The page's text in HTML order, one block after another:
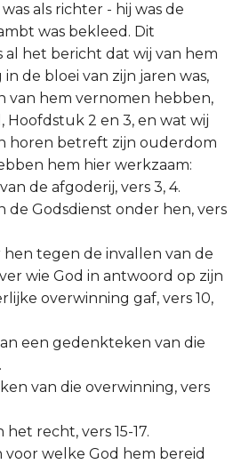
als richter - hij was de
was bekleed. Dit
het bericht dat wij van hem
de bloei van zijn jaren was,
van hem vernomen hebben,
Hoofdstuk 2 en 3, en wat wij
horen betreft zijn ouderdom
hem hier werkzaam:
de afgoderij, vers 3, 4.
de Godsdienst onder hen, vers
tegen de invallen van de
wie God in antwoord op zijn
overwinning gaf, vers 10,
een gedenkteken van die
van die overwinning, vers
recht, vers 15-17.
voor welke God hem bereid